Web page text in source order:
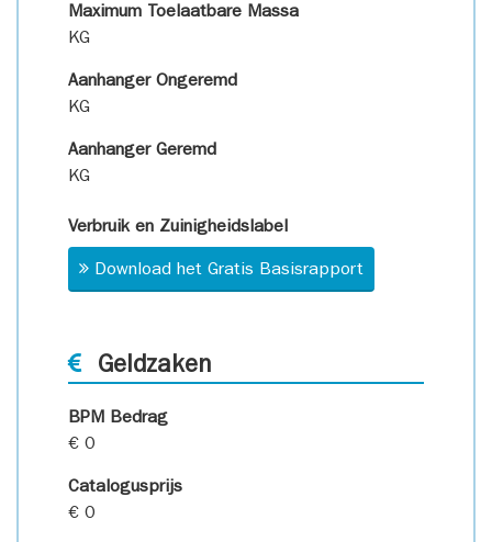
Maximum Toelaatbare Massa
KG
Aanhanger Ongeremd
KG
Aanhanger Geremd
KG
Verbruik en Zuinigheidslabel
Download het Gratis Basisrapport
Geldzaken
BPM Bedrag
€ 0
Catalogusprijs
€ 0